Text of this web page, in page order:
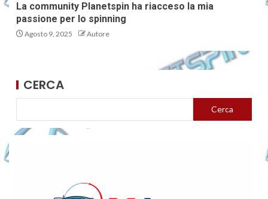
La community Planetspin ha riacceso la mia
passione per lo spinning
Agosto 9, 2025 Autore
CERCA
Cerca